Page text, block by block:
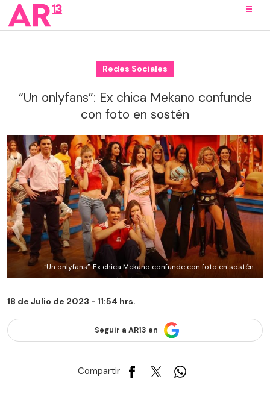
Redes Sociales
“Un onlyfans”: Ex chica Mekano confunde
con foto en sostén
“Un onlyfans”: Ex chica Mekano confunde con foto en sostén
18 de Julio de 2023 - 11:54 hrs.
Seguir a AR13 en
Compartir